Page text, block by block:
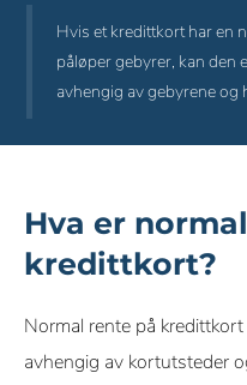
Hvis et kredittkort har en
påløper gebyrer, kan den
avhengig av gebyrene og
Hva er
kredittkort?
Normal rente på
avhengig av kortutsteder